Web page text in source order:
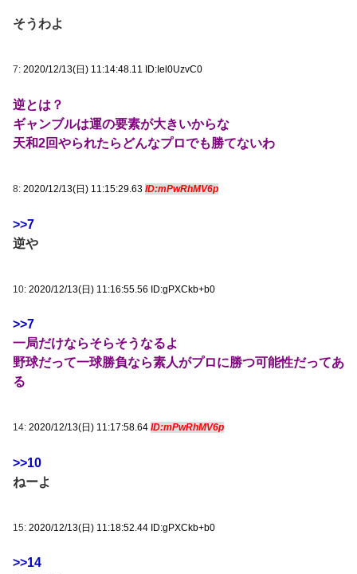
そうわよ
7: 2020/12/13(日) 11:14:48.11 ID:Iel0UzvC0
逆とは？
ギャンブルは運の要素が大きいからな
天和2回やられたらどんなプロでも勝てないわ
8: 2020/12/13(日) 11:15:29.63 ID:mPwRhMV6p
>>7
逆や
10: 2020/12/13(日) 11:16:55.56 ID:gPXCkb+b0
>>7
一局だけならそらそうなるよ
野球だって一球勝負なら素人がプロに勝つ可能性だってあ
る
14: 2020/12/13(日) 11:17:58.64 ID:mPwRhMV6p
>>10
ねーよ
15: 2020/12/13(日) 11:18:52.44 ID:gPXCkb+b0
>>14